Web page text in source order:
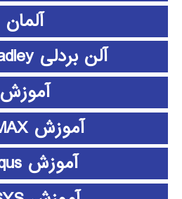
آلمان
آلن بردلی Allen bradley
آموزش
آموزش 3D MAX
آموزش abaqus